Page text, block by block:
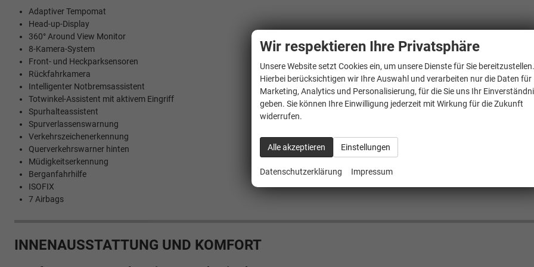
Adaptiver Tempomat
Head-up-Display
360° Around View Monitor
8-Kamera-System
Front- und Heckparksensoren
Rückfahrkamera
Intelligenter Notbremsassistent
Totwinkel-Assistent mit aktivem Eingriff
Spurhalteassistent
Spurverlassenswarnung
Verkehrszeichenerkennung
Querverkehrswarner hinten
Müdigkeitserkennung
Berganfahrhilfe
ISOFIX
7 Airbags
INNENAUSSTATTUNG UND KOMFORT
Wir respektieren Ihre Privatsphäre
Unsere Website setzt Cookies ein, um unsere Dienste für Sie
Hierbei berücksichtigen wir Ihre Auswahl und verarbeiten nur die Daten für
Marketing, Analytics und Personalisierung, für die Sie uns Ihr
geben. Sie können Ihre Einwilligung jederzeit mit Wirkung für die Zukunft
widerrufen.
Alle akzeptieren Einstellungen
Datenschutzerklärung Impressum